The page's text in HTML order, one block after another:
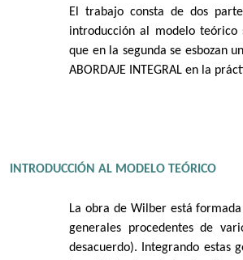
El trabajo consta de dos
introducción al modelo teórico
que en la segunda se esbozan
ABORDAJE INTEGRAL en la
INTRODUCCIÓN AL MODELO TEÓRICO
La obra de Wilber está
generales procedentes de
desacuerdo). Integrando estas